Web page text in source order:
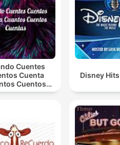
Cuentes
Cuenta
Cuentos
Cuentas
Disney